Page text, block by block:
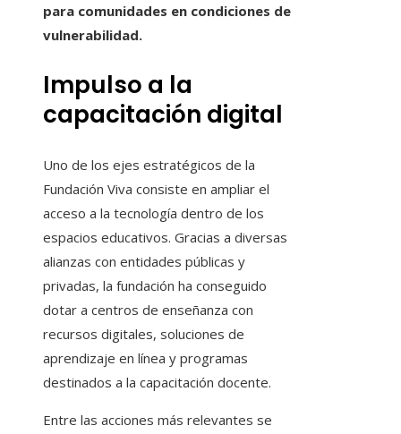
para comunidades en condiciones de
vulnerabilidad.
Impulso a la
capacitación digital
Uno de los ejes estratégicos de la
Fundación Viva consiste en ampliar el
acceso a la tecnología dentro de los
espacios educativos. Gracias a diversas
alianzas con entidades públicas y
privadas, la fundación ha conseguido
dotar a centros de enseñanza con
recursos digitales, soluciones de
aprendizaje en línea y programas
destinados a la capacitación docente.
Entre las acciones más relevantes se